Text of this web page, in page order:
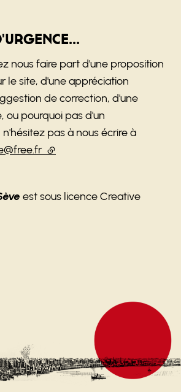
nous faire part d'une proposition
le site, d'une appréciation
de correction, d'une
ou pourquoi pas d'un
pas à nous écrire à
(lien externe)
est sous licence Creative